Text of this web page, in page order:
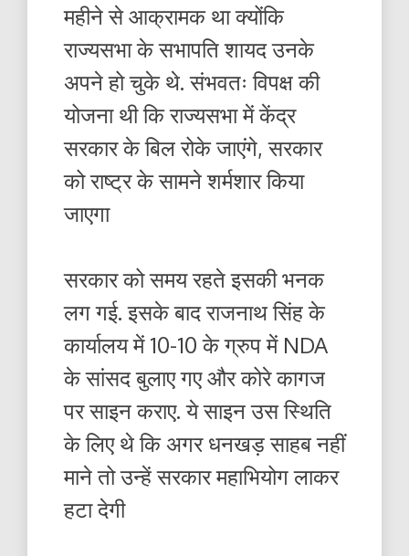
महीने से आक्रामक था क्योंकि
राज्यसभा के सभापति शायद उनके
अपने हो चुके थे. संभवतः विपक्ष की
योजना थी कि राज्यसभा में केंद्र
सरकार के बिल रोके जाएंगे, सरकार
को राष्ट्र के सामने शर्मशार किया
जाएगा
सरकार को समय रहते इसकी भनक
लग गई. इसके बाद राजनाथ सिंह के
कार्यालय में 10-10 के ग्रुप में NDA
के सांसद बुलाए गए और कोरे कागज
पर साइन कराए. ये साइन उस स्थिति
के लिए थे कि अगर धनखड़ साहब नहीं
माने तो उन्हें सरकार महाभियोग लाकर
हटा देगी